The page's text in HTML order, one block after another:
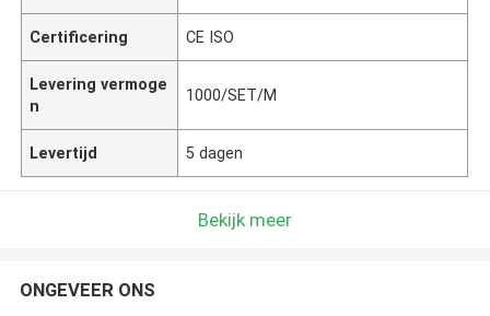
Certificering CE ISO
Levering vermoge
n
1000/SET/M
Levertijd 5 dagen
Bekijk meer
ONGEVEER ONS